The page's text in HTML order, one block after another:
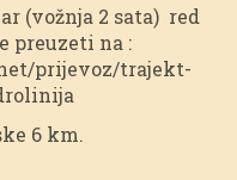
(vožnja 2 sata) red
preuzeti na :
prijevoz/trajekt-
6 km.